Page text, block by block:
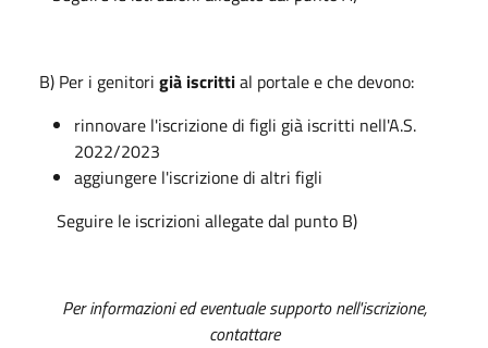
B) Per i genitori già iscrittial portale e che devono:
rinnovare l'iscrizione di figli già iscritti nell'A.S.
2022/2023
aggiungere l'iscrizione di altri figli
Seguire le iscrizioni allegate dal punto B)
Per informazioni ed eventuale supporto nell'iscrizione,
contattare